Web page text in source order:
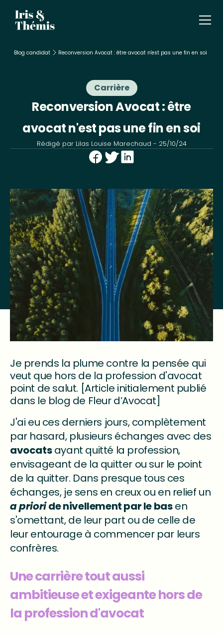
Blog candidat Reconversion Avocat : être avocat n'est pas une fin en soi
Carrière
Reconversion Avocat : être
avocat n'est pas une fin en soi
Rédigé par Lilas Louise Marechaud - 25/10/24
Je prends la plume contre la pensée qui
veut que hors de la profession d'avocat
point de salut. [Article initialement publié
dans le blog de Fleur d’Avocat]
J'ai eu ces derniers jours, complètement
par hasard, plusieurs échanges avec des
avocatsayant quitté la profession,
envisageant de la quitter ou sur le point
de la quitter. Dans presque tous ces
échanges, je sens en creux ou en relief un
a prioride nivellement par le basen
s'omettant, de leur part ou de celle de
leur entourage à commencer par leurs
confrères.
Une carrière tout aussi
ambitieuse et exigeante hors de
la profession d'avocat